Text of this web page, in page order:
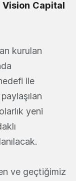
Vision Capital
kurulan
ile
yeni
ve geçtiğimiz